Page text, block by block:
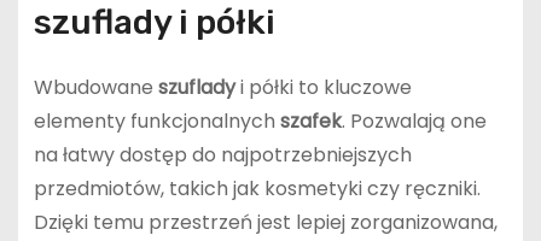
szuflady i półki
Wbudowane szufladyi półki to kluczowe
elementy funkcjonalnych szafek. Pozwalają one
na łatwy dostęp do najpotrzebniejszych
przedmiotów, takich jak kosmetyki czy ręczniki.
Dzięki temu przestrzeń jest lepiej zorganizowana,